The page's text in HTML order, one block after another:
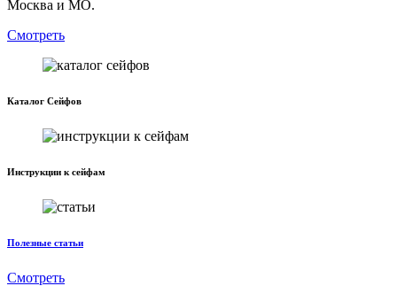
Москва и МО.
Смотреть
Каталог Сейфов
Инструкции к сейфам
Полезные статьи
Смотреть